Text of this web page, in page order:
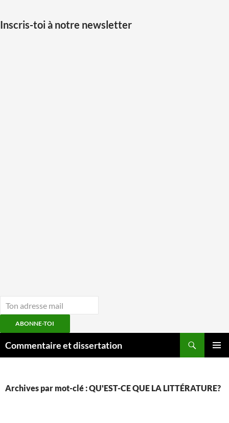
Inscris-toi à notre newsletter
ABONNE-TOI
auCommentaire et dissertation
Archives par mot-clé : QU'EST-CE QUE LA LITTÉRATURE?